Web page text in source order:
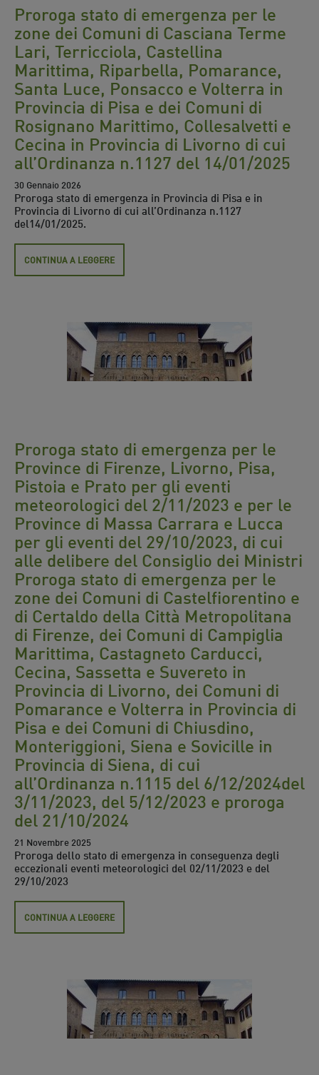
Proroga stato di emergenza per le
zone dei Comuni di Casciana Terme
Lari, Terricciola, Castellina
Marittima, Riparbella, Pomarance,
Santa Luce, Ponsacco e Volterra in
Provincia di Pisa e dei Comuni di
Rosignano Marittimo, Collesalvetti e
Cecina in Provincia di Livorno di cui
all’Ordinanza n.1127 del 14/01/2025
30 Gennaio 2026
Proroga stato di emergenza in Provincia di Pisa e in
Provincia di Livorno di cui all’Ordinanza n.1127
del14/01/2025.
CONTINUA A LEGGERE
Proroga stato di emergenza per le
Province di Firenze, Livorno, Pisa,
Pistoia e Prato per gli eventi
meteorologici del 2/11/2023 e per le
Province di Massa Carrara e Lucca
per gli eventi del 29/10/2023, di cui
alle delibere del Consiglio dei Ministri
Proroga stato di emergenza per le
zone dei Comuni di Castelfiorentino e
di Certaldo della Città Metropolitana
di Firenze, dei Comuni di Campiglia
Marittima, Castagneto Carducci,
Cecina, Sassetta e Suvereto in
Provincia di Livorno, dei Comuni di
Pomarance e Volterra in Provincia di
Pisa e dei Comuni di Chiusdino,
Monteriggioni, Siena e Sovicille in
Provincia di Siena, di cui
all’Ordinanza n.1115 del 6/12/2024del
3/11/2023, del 5/12/2023 e proroga
del 21/10/2024
21 Novembre 2025
Proroga dello stato di emergenza in conseguenza degli
eccezionali eventi meteorologici del 02/11/2023 e del
29/10/2023
CONTINUA A LEGGERE